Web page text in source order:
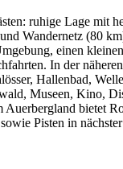
ruhige Lage mit
Wandernetz (80
einen
In der
Hallenbad,
Museen, Kino,
bietet
Pisten in